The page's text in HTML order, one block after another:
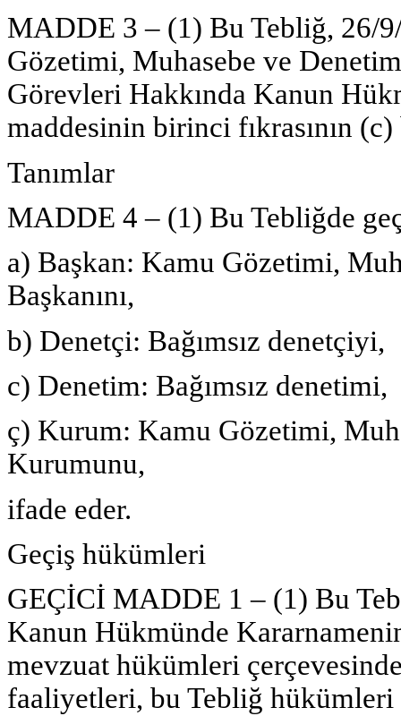
MADDE 3 – (1) Bu Tebliğ, 26/
Gözetimi, Muhasebe ve
Görevleri Hakkında Kanun
maddesinin birinci fıkrasının (c)
Tanımlar
MADDE 4 – (1) Bu Tebliğde
a) Başkan: Kamu Gözetimi,
Başkanını,
b) Denetçi: Bağımsız denetçiyi,
c) Denetim: Bağımsız denetimi,
ç) Kurum: Kamu Gözetimi,
Kurumunu,
ifade eder.
Geçiş hükümleri
GEÇİCİ MADDE 1 – (1) Bu
Kanun Hükmünde
mevzuat hükümleri
faaliyetleri, bu Tebliğ